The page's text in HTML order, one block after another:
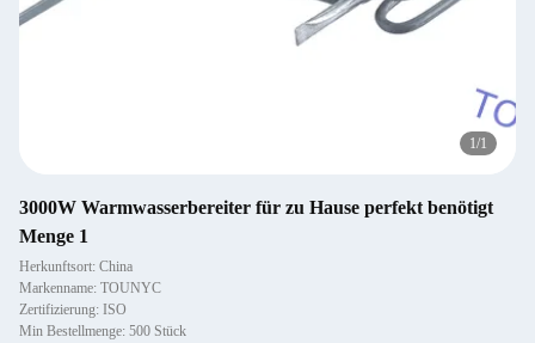
1/1
3000W Warmwasserbereiter für zu Hause perfekt benötigt
Menge 1
Herkunftsort: China
Markenname: TOUNYC
Zertifizierung: ISO
Min Bestellmenge: 500 Stück